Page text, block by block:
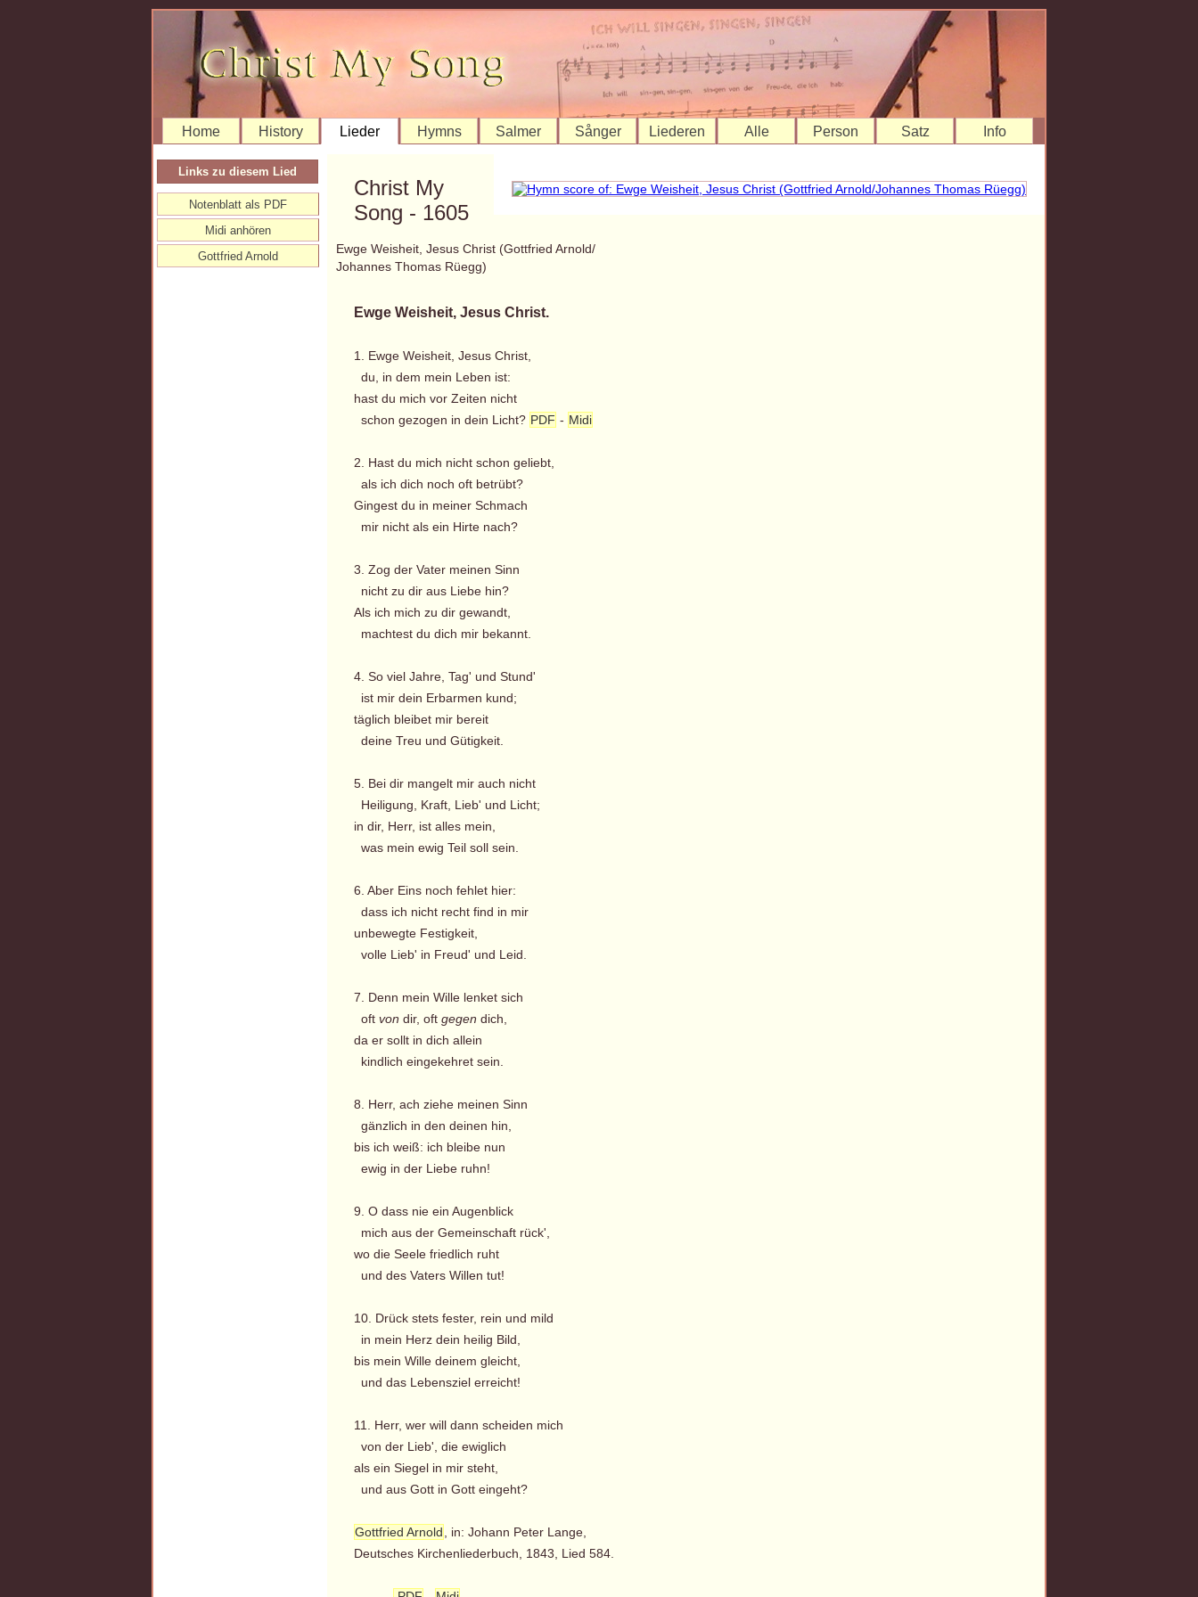
Home History Lieder Hymns Salmer Sånger Liederen Alle Person Satz Info
Christ My
Song - 1605
Ewge Weisheit, Jesus Christ (Gottfried Arnold/
Johannes Thomas Rüegg)
Ewge Weisheit, Jesus Christ.
1. Ewge Weisheit, Jesus Christ,
du, in dem mein Leben ist:
hast du mich vor Zeiten nicht
schon gezogen in dein Licht? PDF - Midi
2. Hast du mich nicht schon geliebt,
als ich dich noch oft betrübt?
Gingest du in meiner Schmach
mir nicht als ein Hirte nach?
3. Zog der Vater meinen Sinn
nicht zu dir aus Liebe hin?
Als ich mich zu dir gewandt,
machtest du dich mir bekannt.
4. So viel Jahre, Tag' und Stund'
ist mir dein Erbarmen kund;
täglich bleibet mir bereit
deine Treu und Gütigkeit.
5. Bei dir mangelt mir auch nicht
Heiligung, Kraft, Lieb' und Licht;
in dir, Herr, ist alles mein,
was mein ewig Teil soll sein.
6. Aber Eins noch fehlet hier:
dass ich nicht recht find in mir
unbewegte Festigkeit,
volle Lieb' in Freud' und Leid.
7. Denn mein Wille lenket sich
oft von dir, oft gegen dich,
da er sollt in dich allein
kindlich eingekehret sein.
8. Herr, ach ziehe meinen Sinn
gänzlich in den deinen hin,
bis ich weiß: ich bleibe nun
ewig in der Liebe ruhn!
9. O dass nie ein Augenblick
mich aus der Gemeinschaft rück',
wo die Seele friedlich ruht
und des Vaters Willen tut!
10. Drück stets fester, rein und mild
in mein Herz dein heilig Bild,
bis mein Wille deinem gleicht,
und das Lebensziel erreicht!
11. Herr, wer will dann scheiden mich
von der Lieb', die ewiglich
als ein Siegel in mir steht,
und aus Gott in Gott eingeht?
Gottfried Arnold
, in: Johann Peter Lange,
Deutsches Kirchenliederbuch, 1843, Lied 584.
Links zu diesem Lied
Notenblatt als PDF
Midi anhören
Gottfried Arnold